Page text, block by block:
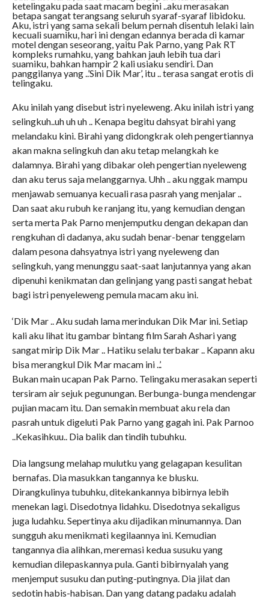
ketelingaku pada saat macam begini ..aku merasakan
betapa sangat terangsang seluruh syaraf-syaraf libidoku.
Aku, istri yang sama sekali belum pernah disentuh lelaki lain
kecuali suamiku, hari ini dengan edannya berada di kamar
motel dengan seseorang, yaitu Pak Parno, yang Pak RT
kompleks rumahku, yang bahkan jauh lebih tua dari
suamiku, bahkan hampir 2 kali usiaku sendiri. Dan
panggilanya yang ..’Sini Dik Mar’, itu .. terasa sangat erotis di
telingaku.
Aku inilah yang disebut istri nyeleweng. Aku inilah istri yang
selingkuh..uh uh uh .. Kenapa begitu dahsyat birahi yang
melandaku kini. Birahi yang didongkrak oleh pengertiannya
akan makna selingkuh dan aku tetap melangkah ke
dalamnya. Birahi yang dibakar oleh pengertian nyeleweng
dan aku terus saja melanggarnya. Uhh .. aku nggak mampu
menjawab semuanya kecuali rasa pasrah yang menjalar ..
Dan saat aku rubuh ke ranjang itu, yang kemudian dengan
serta merta Pak Parno menjemputku dengan dekapan dan
rengkuhan di dadanya, aku sudah benar-benar tenggelam
dalam pesona dahsyatnya istri yang nyeleweng dan
selingkuh, yang menunggu saat-saat lanjutannya yang akan
dipenuhi kenikmatan dan gelinjang yang pasti sangat hebat
bagi istri penyeleweng pemula macam aku ini.
‘Dik Mar .. Aku sudah lama merindukan Dik Mar ini. Setiap
kali aku lihat itu gambar bintang film Sarah Ashari yang
sangat mirip Dik Mar .. Hatiku selalu terbakar .. Kapann aku
bisa merangkul Dik Mar macam ini ..’.
Bukan main ucapan Pak Parno. Telingaku merasakan seperti
tersiram air sejuk pegunungan. Berbunga-bunga mendengar
pujian macam itu. Dan semakin membuat aku rela dan
pasrah untuk digeluti Pak Parno yang gagah ini. Pak Parnoo
..Kekasihkuu.. Dia balik dan tindih tubuhku.
Dia langsung melahap mulutku yang gelagapan kesulitan
bernafas. Dia masukkan tangannya ke blusku.
Dirangkulinya tubuhku, ditekankannya bibirnya lebih
menekan lagi. Disedotnya lidahku. Disedotnya sekaligus
juga ludahku. Sepertinya aku dijadikan minumannya. Dan
sungguh aku menikmati kegilaannya ini. Kemudian
tangannya dia alihkan, meremasi kedua susuku yang
kemudian dilepaskannya pula. Ganti bibirnyalah yang
menjemput susuku dan puting-putingnya. Dia jilat dan
sedotin habis-habisan. Dan yang datang padaku adalah